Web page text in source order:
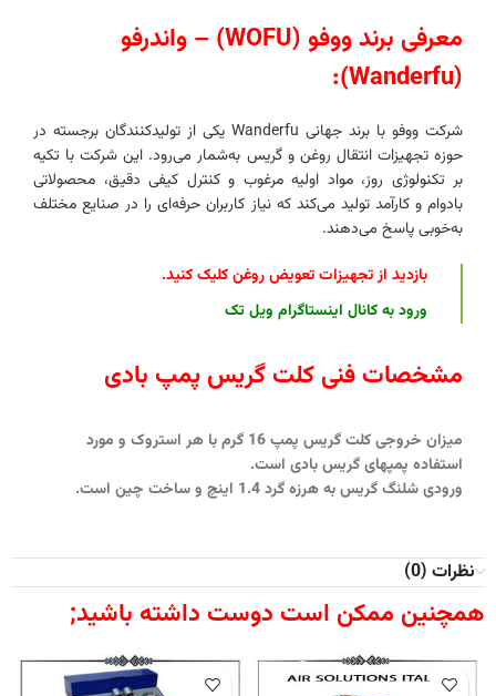
معرفی برند ووفو (WOFU) – واندرفو
(Wanderfu):
شرکت ووفو با برند جهانی Wanderfu یکی از تولیدکنندگان برجسته در
حوزه تجهیزات انتقال روغن و گریس به‌شمار می‌رود. این شرکت با تکیه
بر تکنولوژی روز، مواد اولیه مرغوب و کنترل کیفی دقیق، محصولاتی
بادوام و کارآمد تولید می‌کند که نیاز کاربران حرفه‌ای را در صنایع مختلف
به‌خوبی پاسخ می‌دهند.
بازدید از تجهیزات تعویض روغن کلیک کنید.
ورود بهکانال اینستاگرام ویل تک
مشخصات فنی کلت گریس پمپ بادی
میزان خروجی کلت گریس پمپ 16 گرم با هر استروک و مورد
استفاده پمپهای گریس بادی است.
ورودی شلنگ گریس به هرزه گرد 1.4 اینچ و ساخت چین است.
نظرات (0)
همچنین ممکن است دوست داشته باشید;